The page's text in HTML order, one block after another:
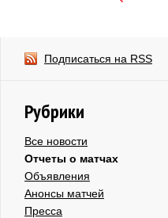
Подписаться на RSS
Рубрики
Все новости
Отчеты о матчах
Объявления
Анонсы матчей
Пресса